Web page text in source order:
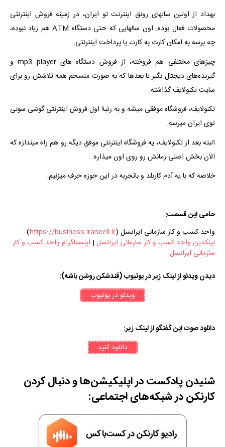
بهداد از اولین سالهای رونق اینترنت تو ایران، در زمینه فروش اینترنتی
محصولات فعال بوده. اون سالهایی که حتی دستگاه ATM هم زیاد نبوده،
چه برسه به امکان کارت به کارت یا پرداخت اینترنتی.
چیزهای مختلفی هم فروخته، از فروش دستگاه های mp3 player و
گیرنده‌های دیجتال بگیر تا بعدها که به صورت منسجم همه تلاشش رو برای
سایت تکنولایف گذاشته.
تکنولایف، فروشگاه موفقی میشه و به رتبۀ اول فروش اینترنتی گوشی سونی
توی ایران میرسه.
البته بعد از تکنولایف، یه فروشگاه اینترنتی موفق دیگه رو هم راه میندازه که
الان بخش اصلی زمانش رو روی اون میذاره.
خلاصه که با یه آدم کاربلد و باتجربه در این حوزه حرف میزنیم.
حامی این قسمت:
واحد کسب و کار سازمانی ایرانسل (https://business.irancell.ir
)
لینکدین واحد کسب و کار سازمانی ایرانسل| اینستاگرام واحد کسب و کار
سازمانی ایرانسل
دیدن ویدئو از لینک زیر در یوتیوب (قندشکن روشن باشه):
ویدئو در یوتیوب
دانلود صوت این گفتگو از لینک زیر:
دانلود کنید
شنیدن پادکست در اپلیکیشن‌‎ها و دنبال کردن
کارنکن در شبکه‌های اجتماعی: